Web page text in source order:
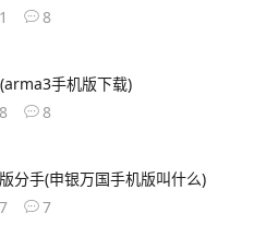
8
手机版下载)
8
分手(申银万国手机版叫什么)
7